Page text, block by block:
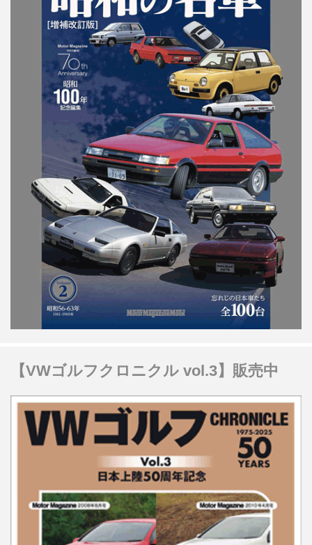
【VWゴルフクロニクル vol.3】販売中